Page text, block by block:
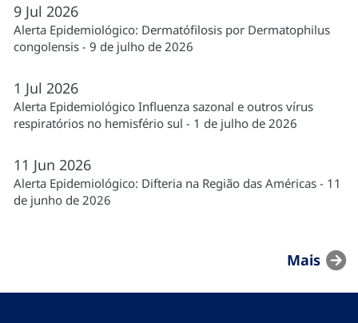
9 Jul 2026
Alerta Epidemiológico: Dermatófilosis por Dermatophilus
congolensis - 9 de julho de 2026
1 Jul 2026
Alerta Epidemiológico Influenza sazonal e outros vírus
respiratórios no hemisfério sul - 1 de julho de 2026
11 Jun 2026
Alerta Epidemiológico: Difteria na Região das Américas - 11
de junho de 2026
Mais